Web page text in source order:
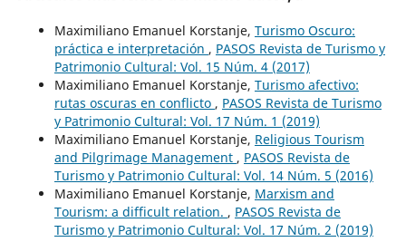
Maximiliano Emanuel Korstanje, Turismo Oscuro:
práctica e interpretación , PASOS Revista de Turismo y
Patrimonio Cultural: Vol. 15 Núm. 4 (2017)
Maximiliano Emanuel Korstanje, Turismo afectivo:
rutas oscuras en conflicto , PASOS Revista de Turismo
y Patrimonio Cultural: Vol. 17 Núm. 1 (2019)
Maximiliano Emanuel Korstanje, Religious Tourism
and Pilgrimage Management , PASOS Revista de
Turismo y Patrimonio Cultural: Vol. 14 Núm. 5 (2016)
Maximiliano Emanuel Korstanje, Marxism and
Tourism: a difficult relation. , PASOS Revista de
Turismo y Patrimonio Cultural: Vol. 17 Núm. 2 (2019)